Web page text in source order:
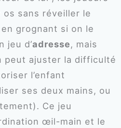
sans réveiller le
grognant si on le
jeu d’adresse, mais
peut ajuster la difficulté
l’enfant
ses deux mains, ou
Ce jeu
œil-main et le